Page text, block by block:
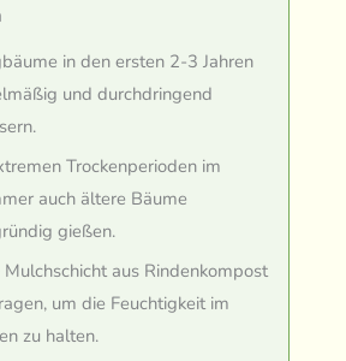
in den ersten 2-3 Jahren
und durchdringend
Trockenperioden im
auch ältere Bäume
gießen.
Mulchschicht aus Rindenkompost
um die Feuchtigkeit im
zu halten.